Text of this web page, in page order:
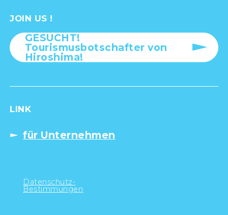
JOIN US !
GESUCHT!
Tourismusbotschafter von
Hiroshima!
LINK
für Unternehmen
Datenschutz-
Bestimmungen